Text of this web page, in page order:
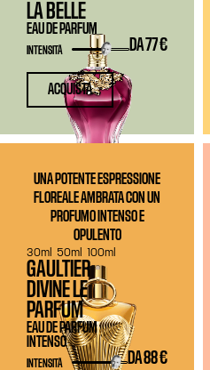
LA BELLE
EAU DE PARFUM
DA77 €
INTENSITÀ
ACQUISTA
UNA POTENTE ESPRESSIONE
FLOREALE AMBRATA CON UN
PROFUMO INTENSO E
OPULENTO
GAULTIER
DIVINE LE
PARFUM
EAU DE PARFUM
INTENSO
DA88 €
INTENSITÀ
30ml 50ml 100ml